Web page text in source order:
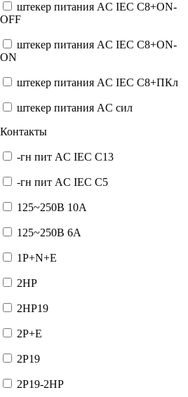
штекер питания AC IEC C8+ON-
OFF
штекер питания AC IEC C8+ON-
ON
штекер питания AC IEC C8+ПКл
штекер питания AC сил
Контакты
-гн пит AC IEC C13
-гн пит AC IEC C5
125~250В 10А
125~250В 6А
1P+N+E
2HP
2HP19
2P+E
2P19
2P19-2HP